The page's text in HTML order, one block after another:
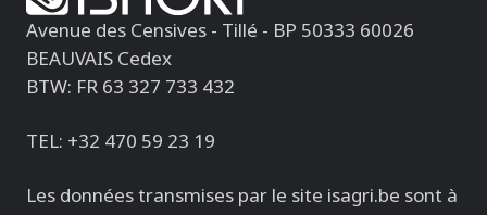
Avenue des Censives - Tillé - BP 50333 60026
BEAUVAIS Cedex
BTW: FR 63 327 733 432
TEL: +32 470 59 23 19
Les données transmises par le site isagri.be sont à